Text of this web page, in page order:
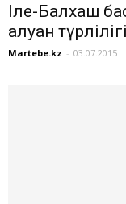
Іле-Балхаш
алуан
Martebe.kz - 03.07.2015